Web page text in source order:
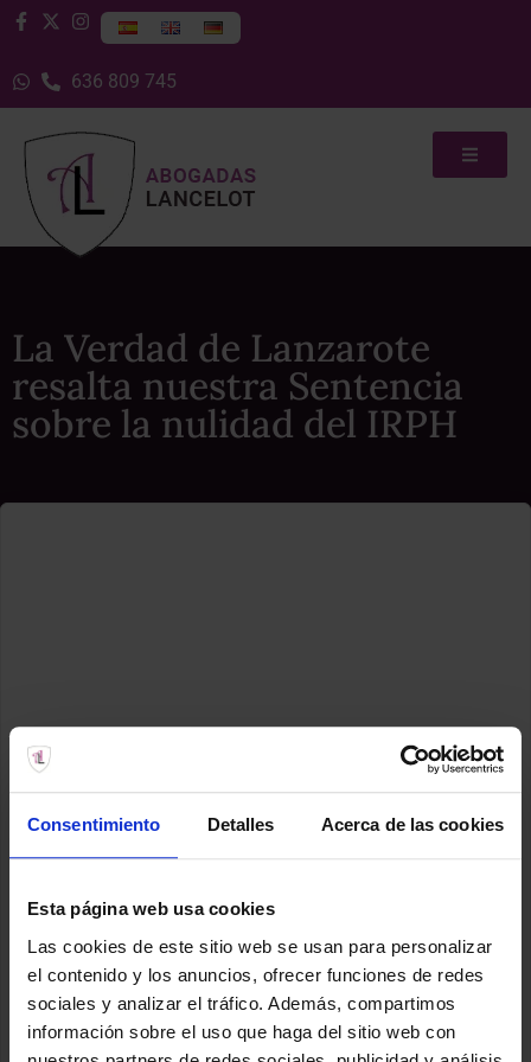
Consentimiento Detalles Acerca de las cookies
Esta página web usa cookies
Las cookies de este sitio web se usan para personalizar
el contenido y los anuncios, ofrecer funciones de redes
sociales y analizar el tráfico. Además, compartimos
información sobre el uso que haga del sitio web con
636 809 745
La Verdad de Lanzarote
resalta nuestra Sentencia
sobre la nulidad del IRPH